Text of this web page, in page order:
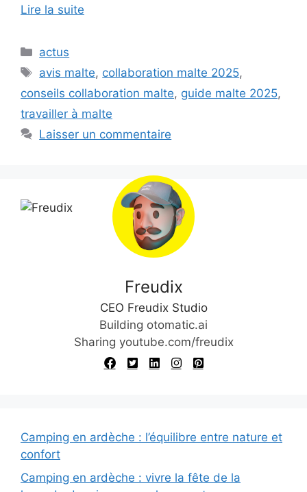
Lire la suite
Catégories
actus
Étiquettes
avis malte, collaboration malte 2025,
conseils collaboration malte, guide malte 2025,
travailler à malte
Laisser un commentaire
Freudix
CEO Freudix Studio
Building otomatic.ai
Sharing youtube.com/freudix
Camping en ardèche : l’équilibre entre nature et
confort
Camping en ardèche : vivre la fête de la